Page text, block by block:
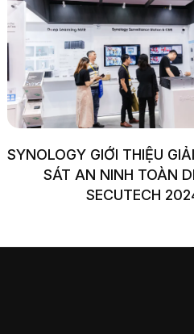
SYNOLOGY GIỚI THIỆU
SÁT AN NINH TOÀN
SECUTECH